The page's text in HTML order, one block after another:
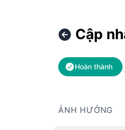
Cập
Hoàn thành
ẢNH HƯỞNG